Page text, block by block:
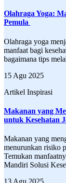
Olahraga Yoga:
Pemula
Olahraga yoga
manfaat bagi
bagaimana tips
15 Agu 2025
Artikel Inspirasi
Makanan yang
untuk Kesehatan
Makanan yang
menurunkan risiko
Temukan
Mandiri Solusi